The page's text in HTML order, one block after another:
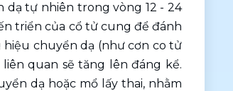
tự nhiên trong vòng 12 - 24
triển của cổ tử cung để đánh
hiệu chuyển dạ (như cơn co tử
quan sẽ tăng lên đáng kể.
dạ hoặc mổ lấy thai, nhằm